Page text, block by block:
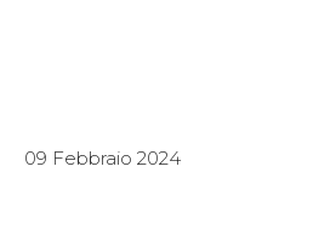
09 Febbraio 2024